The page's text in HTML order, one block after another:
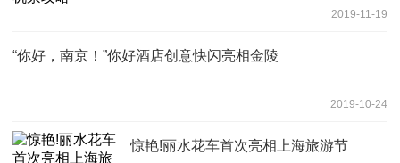
2019-11-19
“你好，南京！”你好酒店创意快闪亮相金陵
2019-10-24
惊艳!丽水花车首次亮相上海旅游节